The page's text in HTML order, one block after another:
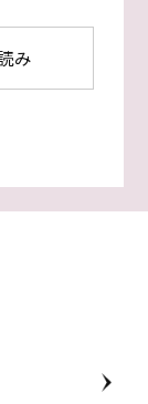
み